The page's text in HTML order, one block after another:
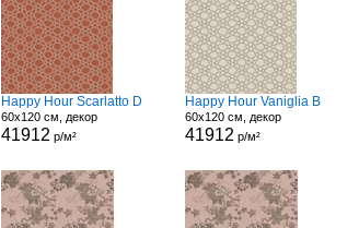
Happy Hour Scarlatto D
60x120 см, декор
41912 р/м²
Happy Hour Vaniglia B
60x120 см, декор
41912 р/м²